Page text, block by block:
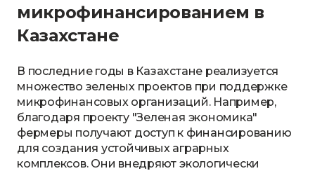
микрофинансированием в
Казахстане
В последние годы в Казахстане реализуется
множество зеленых проектов при поддержке
микрофинансовых организаций. Например,
благодаря проекту "Зеленая экономика"
фермеры получают доступ к финансированию
для создания устойчивых аграрных
комплексов. Они внедряют экологически